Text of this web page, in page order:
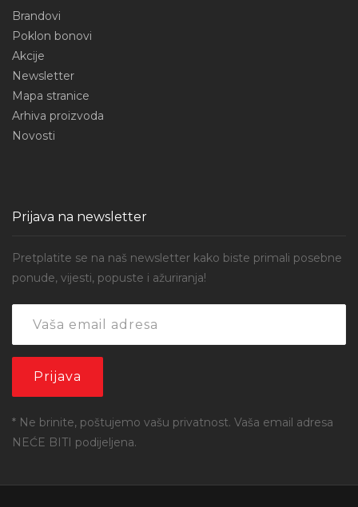
Brandovi
Poklon bonovi
Akcije
Newsletter
Mapa stranice
Arhiva proizvoda
Novosti
Prijava na newsletter
Pretplatite se na naš newsletter kako biste primali posebne
ponude, vijesti, popuste i ažuriranja!
* Ne brinite, poštujemo vašu privatnost. Vaša email adresa
NEĆE BITI podijeljena.